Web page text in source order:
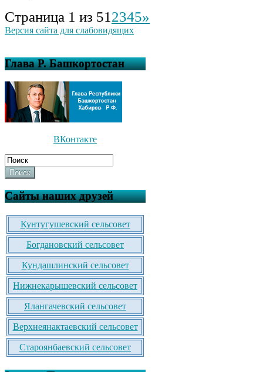
Страница 1 из 51 2345»
Версия сайта для слабовидящих
Глава Р. Башкортостан
ВКонтакте
Поиск
Сайты наших друзей
Кунтугушевский сельсовет
Богдановский сельсовет
Кундашлинский сельсовет
Нижнекарышевский сельсовет
Ялангачевский сельсовет
Верхнеянактаевский сельсовет
Староянбаевский сельсовет